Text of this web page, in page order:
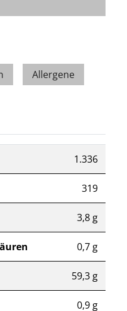
Allergene
1.336
319
3,8 g
0,7 g
59,3 g
0,9 g